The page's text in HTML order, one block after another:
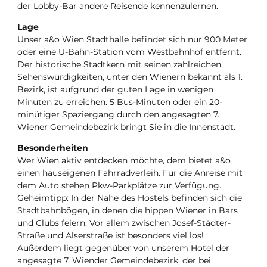
der Lobby-Bar andere Reisende kennenzulernen.
Lage
Unser a&o Wien Stadthalle befindet sich nur 900 Meter
oder eine U-Bahn-Station vom Westbahnhof entfernt.
Der historische Stadtkern mit seinen zahlreichen
Sehenswürdigkeiten, unter den Wienern bekannt als 1.
Bezirk, ist aufgrund der guten Lage in wenigen
Minuten zu erreichen. 5 Bus-Minuten oder ein 20-
minütiger Spaziergang durch den angesagten 7.
Wiener Gemeindebezirk bringt Sie in die Innenstadt.
Besonderheiten
Wer Wien aktiv entdecken möchte, dem bietet a&o
einen hauseigenen Fahrradverleih. Für die Anreise mit
dem Auto stehen Pkw-Parkplätze zur Verfügung.
Geheimtipp: In der Nähe des Hostels befinden sich die
Stadtbahnbögen, in denen die hippen Wiener in Bars
und Clubs feiern. Vor allem zwischen Josef-Städter-
Straße und Alserstraße ist besonders viel los!
Außerdem liegt gegenüber von unserem Hotel der
angesagte 7. Wiender Gemeindebezirk, der bei